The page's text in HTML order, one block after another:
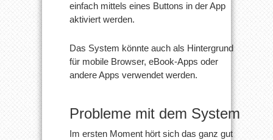
einfach mittels eines Buttons in der App
aktiviert werden.
Das System könnte auch als Hintergrund
für mobile Browser, eBook-Apps oder
andere Apps verwendet werden.
Probleme mit dem System
Im ersten Moment hört sich das ganz gut